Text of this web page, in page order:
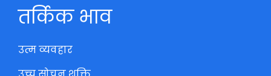
तर्किक भाव
उत्म व्यवहार